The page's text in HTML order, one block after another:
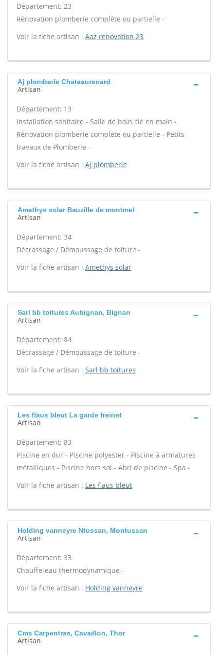
Département: 23
Rénovation plomberie complète ou partielle -
Voir la fiche artisan : Aaz renovation 23
Aj plomberie Chateaurenard
Artisan
Département: 13
Installation sanitaire - Salle de bain clé en main -
Rénovation plomberie complète ou partielle - Petits
travaux de Plomberie -
Voir la fiche artisan : Aj plomberie
Amethys solar Bauzille de montmel
Artisan
Département: 34
Décrassage / Démoussage de toiture -
Voir la fiche artisan : Amethys solar
Sarl bb toitures Aubignan, Bignan
Artisan
Département: 84
Décrassage / Démoussage de toiture -
Voir la fiche artisan : Sarl bb toitures
Les flaus bleut La garde freinet
Artisan
Département: 83
Piscine en dur - Piscine polyester - Piscine à armatures
métalliques - Piscine hors sol - Abri de piscine - Spa -
Voir la fiche artisan : Les flaus bleut
Holding vanneyre Ntussan, Montussan
Artisan
Département: 33
Chauffe-eau thermodynamique -
Voir la fiche artisan : Holding vanneyre
Cms Carpentras, Cavaillon, Thor
Artisan